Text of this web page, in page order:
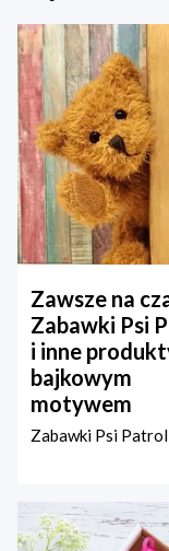
Zawsze na
Zabawki Psi
i inne
bajkowym
motywem
Zabawki Psi Patrol